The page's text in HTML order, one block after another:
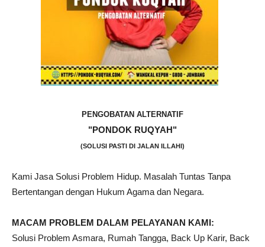
PENGOBATAN ALTERNATIF
"PONDOK RUQYAH"
(SOLUSI PASTI DI JALAN ILLAHI)
Kami Jasa Solusi Problem Hidup. Masalah Tuntas Tanpa
Bertentangan dengan Hukum Agama dan Negara.
MACAM PROBLEM DALAM PELAYANAN KAMI:
Solusi Problem Asmara, Rumah Tangga, Back Up Karir, Back